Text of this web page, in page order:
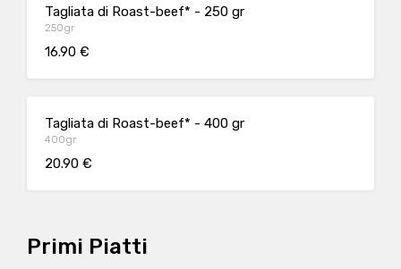
Tagliata di Roast-beef* - 250 gr
250gr
16.90 €
Tagliata di Roast-beef* - 400 gr
400gr
20.90 €
Primi Piatti